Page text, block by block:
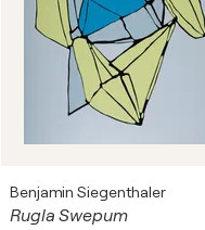
Benjamin Siegenthaler
Rugla Swepum